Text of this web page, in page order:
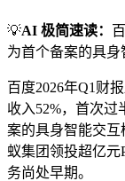
💡AI 极简速读：
为首个备案的具身
百度2026年Q1财
收入52%，首次
案的具身智能交
蚁集团领投超亿
务尚处早期。